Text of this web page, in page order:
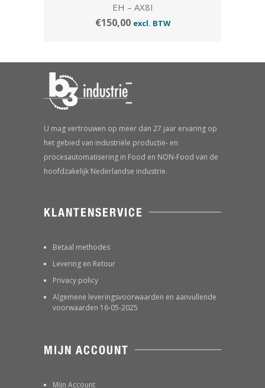
EH – AX8I
€150,00 excl. BTW
U mag vertrouwen op meer dan 27 jaar ervaring op
het gebied van industriële productie- en
procesautomatisering in Food en NON-Food van de
hoofdzakelijk Nederlandse industrie.
KLANTENSERVICE
Betaal methodes
Levering en Retour
Privacy policy
Algemene leveringsvoorwaarden en aanvullende
voorwaarden 16-05-2025
MIJN ACCOUNT
Mijn Account